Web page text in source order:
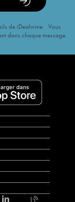
de iDealwine. Vous
dans chaque message.